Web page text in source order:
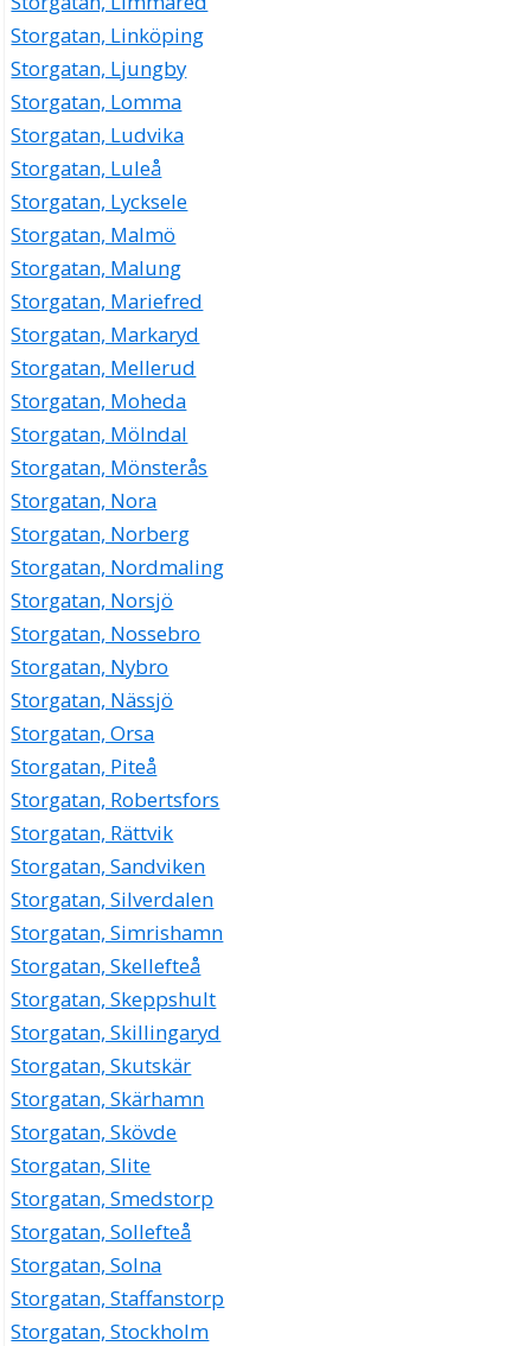
Storgatan, Linköping
Storgatan, Ljungby
Storgatan, Lomma
Storgatan, Ludvika
Storgatan, Luleå
Storgatan, Lycksele
Storgatan, Malmö
Storgatan, Malung
Storgatan, Mariefred
Storgatan, Markaryd
Storgatan, Mellerud
Storgatan, Moheda
Storgatan, Mölndal
Storgatan, Mönsterås
Storgatan, Nora
Storgatan, Norberg
Storgatan, Nordmaling
Storgatan, Norsjö
Storgatan, Nossebro
Storgatan, Nybro
Storgatan, Nässjö
Storgatan, Orsa
Storgatan, Piteå
Storgatan, Robertsfors
Storgatan, Rättvik
Storgatan, Sandviken
Storgatan, Silverdalen
Storgatan, Simrishamn
Storgatan, Skellefteå
Storgatan, Skeppshult
Storgatan, Skillingaryd
Storgatan, Skutskär
Storgatan, Skärhamn
Storgatan, Skövde
Storgatan, Slite
Storgatan, Smedstorp
Storgatan, Sollefteå
Storgatan, Solna
Storgatan, Staffanstorp
Storgatan, Stockholm